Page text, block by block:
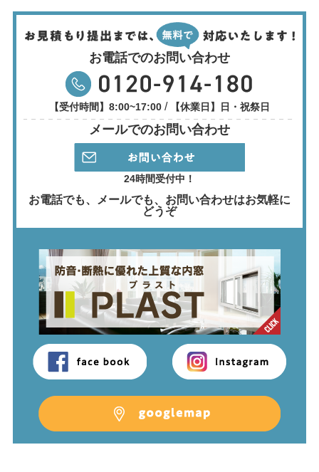
お電話でのお問い合わせ
【受付時間】8:00~17:00 / 【休業日】日・祝祭日
メールでのお問い合わせ
24時間受付中！
お電話でも、メールでも、 お問い合わせはお気軽に
どうぞ